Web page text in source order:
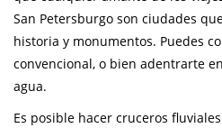
San Petersburgo son ciudades
historia y monumentos. Puedes
convencional, o bien adentrarte
agua.
Es posible hacer cruceros